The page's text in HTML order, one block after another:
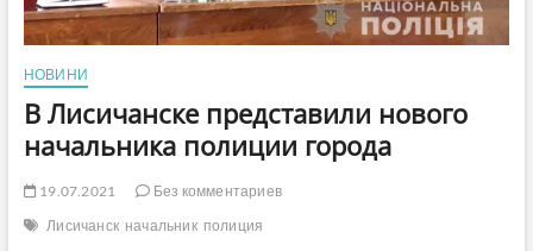
НОВИНИ
В Лисичанске представили нового
начальника полиции города
19.07.2021
Без комментариев
Лисичанск начальник полиция